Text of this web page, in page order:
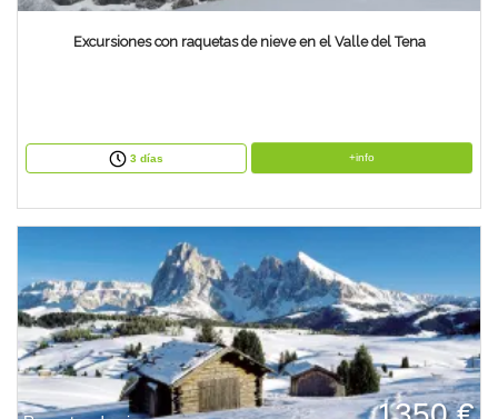
Excursiones con raquetas de nieve en el Valle del Tena
3 días +info